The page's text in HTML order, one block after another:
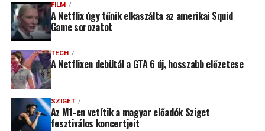
FILM
A Netflix úgy tűnik elkaszálta az amerikai Squid
Game sorozatot
TECH
A Netflixen debütál a GTA 6 új, hosszabb előzetese
SZIGET
Az M1-en vetítik a magyar előadók Sziget
fesztiválos koncertjeit